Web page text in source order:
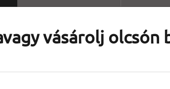
vásárolj olcsón